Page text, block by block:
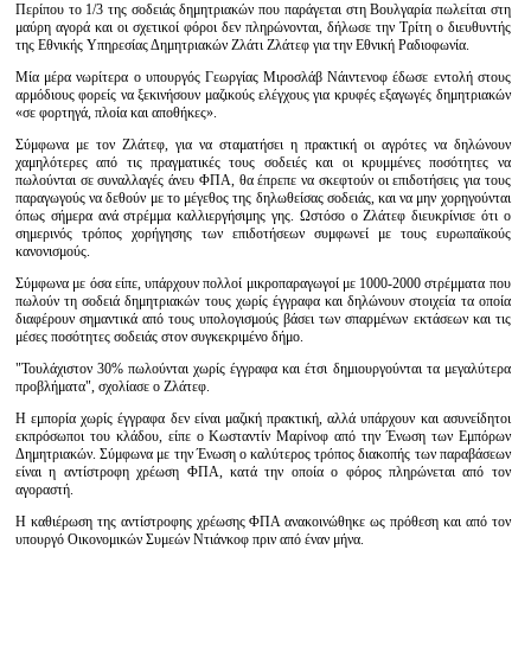
Περίπου το 1/3 της σοδειάς δημητριακών που παράγεται στη Βουλγαρία πωλείται στη
μαύρη αγορά και οι σχετικοί φόροι δεν πληρώνονται, δήλωσε την Τρίτη ο διευθυντής
της Εθνικής Υπηρεσίας Δημητριακών Ζλάτι Ζλάτεφ για την Εθνική Ραδιοφωνία.
Μία μέρα νωρίτερα ο υπουργός Γεωργίας Μιροσλάβ Νάιντενοφ έδωσε εντολή στους
αρμόδιους φορείς να ξεκινήσουν μαζικούς ελέγχους για κρυφές εξαγωγές δημητριακών
«σε φορτηγά, πλοία και αποθήκες».
Σύμφωνα με τον Ζλάτεφ, για να σταματήσει η πρακτική οι αγρότες να δηλώνουν
χαμηλότερες από τις πραγματικές τους σοδειές και οι κρυμμένες ποσότητες να
πωλούνται σε συναλλαγές άνευ ΦΠΑ, θα έπρεπε να σκεφτούν οι επιδοτήσεις για τους
παραγωγούς να δεθούν με το μέγεθος της δηλωθείσας σοδειάς, και να μην χορηγούνται
όπως σήμερα ανά στρέμμα καλλιεργήσιμης γης. Ωστόσο ο Ζλάτεφ διευκρίνισε ότι ο
σημερινός τρόπος χορήγησης των επιδοτήσεων συμφωνεί με τους ευρωπαϊκούς
κανονισμούς.
Σύμφωνα με όσα είπε, υπάρχουν πολλοί μικροπαραγωγοί με 1000-2000 στρέμματα που
πωλούν τη σοδειά δημητριακών τους χωρίς έγγραφα και δηλώνουν στοιχεία τα οποία
διαφέρουν σημαντικά από τους υπολογισμούς βάσει των σπαρμένων εκτάσεων και τις
μέσες ποσότητες σοδειάς στον συγκεκριμένο δήμο.
"Τουλάχιστον 30% πωλούνται χωρίς έγγραφα και έτσι δημιουργούνται τα μεγαλύτερα
προβλήματα", σχολίασε ο Ζλάτεφ.
Η εμπορία χωρίς έγγραφα δεν είναι μαζική πρακτική, αλλά υπάρχουν και ασυνείδητοι
εκπρόσωποι του κλάδου, είπε ο Κωσταντίν Μαρίνοφ από την Ένωση των Εμπόρων
Δημητριακών. Σύμφωνα με την Ένωση ο καλύτερος τρόπος διακοπής των παραβάσεων
είναι η αντίστροφη χρέωση ΦΠΑ, κατά την οποία ο φόρος πληρώνεται από τον
αγοραστή.
Η καθιέρωση της αντίστροφης χρέωσης ΦΠΑ ανακοινώθηκε ως πρόθεση και από τον
υπουργό Οικονομικών Συμεών Ντιάνκοφ πριν από έναν μήνα.